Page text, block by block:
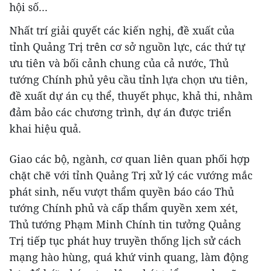
hội số…
Nhất trí giải quyết các kiến nghị, đề xuất của
tỉnh Quảng Trị trên cơ sở nguồn lực, các thứ tự
ưu tiên và bối cảnh chung của cả nước, Thủ
tướng Chính phủ yêu cầu tỉnh lựa chọn ưu tiên,
đề xuất dự án cụ thể, thuyết phục, khả thi, nhằm
đảm bảo các chương trình, dự án được triển
khai hiệu quả.
Giao các bộ, ngành, cơ quan liên quan phối hợp
chặt chẽ với tỉnh Quảng Trị xử lý các vướng mắc
phát sinh, nếu vượt thẩm quyền báo cáo Thủ
tướng Chính phủ và cấp thẩm quyền xem xét,
Thủ tướng Phạm Minh Chính tin tưởng Quảng
Trị tiếp tục phát huy truyền thống lịch sử cách
mạng hào hùng, quá khứ vinh quang, làm động